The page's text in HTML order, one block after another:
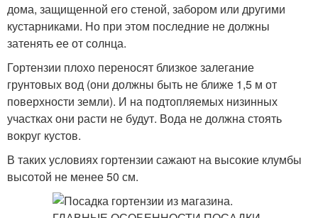
дома, защищенной его стеной, забором или другими
кустарниками. Но при этом последние не должны
затенять ее от солнца.
Гортензии плохо переносят близкое залегание
грунтовых вод (они должны быть не ближе 1,5 м от
поверхности земли). И на подтопляемых низинных
участках они расти не будут. Вода не должна стоять
вокруг кустов.
В таких условиях гортензии сажают на высокие клумбы
высотой не менее 50 см.